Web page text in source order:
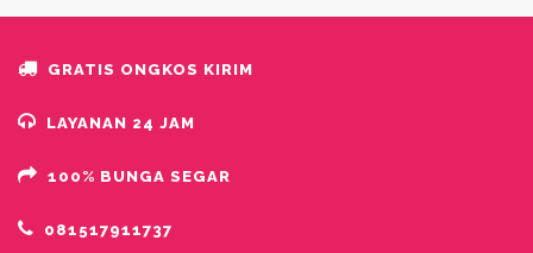
GRATIS ONGKOS KIRIM
LAYANAN 24 JAM
100% BUNGA SEGAR
081517911737